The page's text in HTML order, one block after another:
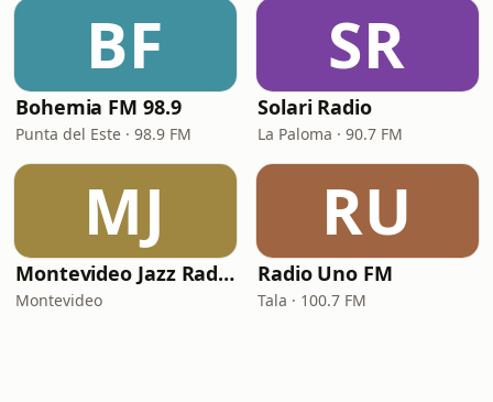
BF
Bohemia FM 98.9
Punta del Este · 98.9 FM
SR
Solari Radio
La Paloma · 90.7 FM
MJ
Montevideo Jazz Radio
Montevideo
RU
Radio Uno FM
Tala · 100.7 FM